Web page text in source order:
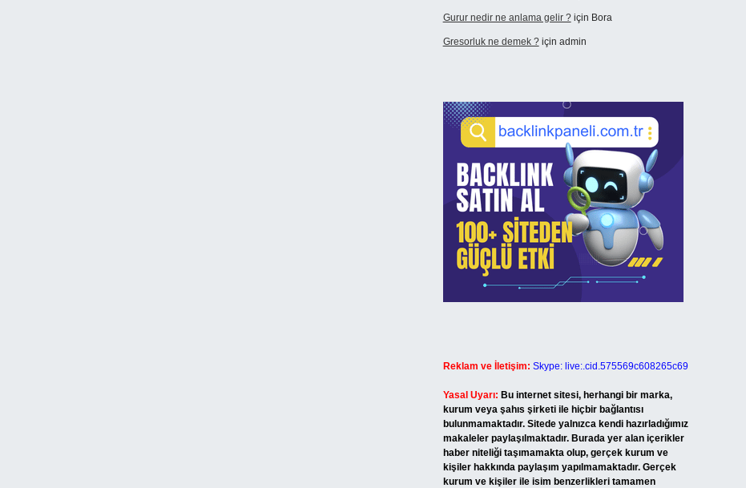
Gurur nedir ne anlama gelir ?için Bora
Gresorluk ne demek ?için admin
Reklam ve İletişim: Skype: live:.cid.575569c608265c69
Yasal Uyarı: Bu internet sitesi, herhangi bir marka,
kurum veya şahıs şirketi ile hiçbir bağlantısı
bulunmamaktadır. Sitede yalnızca kendi hazırladığımız
makaleler paylaşılmaktadır. Burada yer alan içerikler
haber niteliği taşımamakta olup, gerçek kurum ve
kişiler hakkında paylaşım yapılmamaktadır. Gerçek
kurum ve kişiler ile isim benzerlikleri tamamen